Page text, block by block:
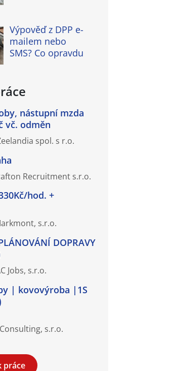
Výpověď z DPP e-
mailem nebo
SMS? Co opravdu
nástupní mzda
vč. odměn
spol. s r.o.
Recruitment s.r.o.
hod. +
s.r.o.
DOPRAVY
Jobs, s.r.o.
| kovovýroba |1S
s.r.o.
práce